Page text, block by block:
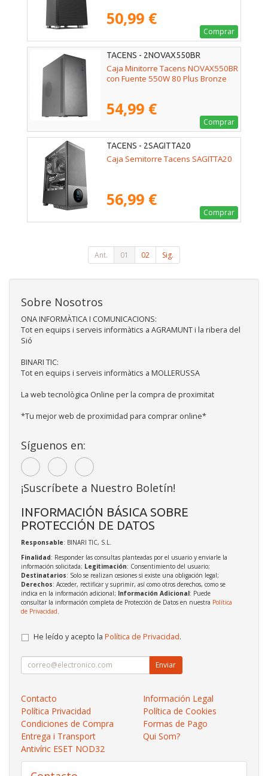
50,99 €
Comprar
TACENS - 2NOVAX550BR
Caja Minitorre Tacens NOVAX550BR
con Fuente 550W 80 Plus Bronze
54,99 €
Comprar
TACENS - 2SAGITTA20
Caja Semitorre Tacens SAGITTA20
56,99 €
Comprar
Ant. 01 02 Sig.
Sobre Nosotros
ONA INFORMÀTICA I COMUNICACIONS:
Tot en equips i serveis informàtics a AGRAMUNT i la ribera del
Sió
BINARI TIC:
Tot en equips i serveis informàtics a MOLLERUSSA
La web tecnològica Online per la compra de proximitat
*Tu mejor web de proximidad para comprar online*
Síguenos en:
¡Suscríbete a Nuestro Boletín!
INFORMACIÓN BÁSICA SOBRE
PROTECCIÓN DE DATOS
Responsable: BINARI TIC, S.L.
Finalidad: Responder las consultas planteadas por el usuario y enviarle la
información solicitada; Legitimación: Consentimiento del usuario;
Destinatarios: Solo se realizan cesiones si existe una obligación legal;
Derechos: Acceder, rectificar y suprimir, así como otros derechos, como se
indica en la información adicional; Información Adicional: Puede
consultar la información completa de Protección de Datos en nuestra Política
de Privacidad
He leído y acepto la Política de Privacidad.
Enviar
Contacto
Información Legal
Política Privacidad
Política de Cookies
Condiciones de Compra
Formas de Pago
Entrega i Transport
Qui Som?
Antivíric ESET NOD32